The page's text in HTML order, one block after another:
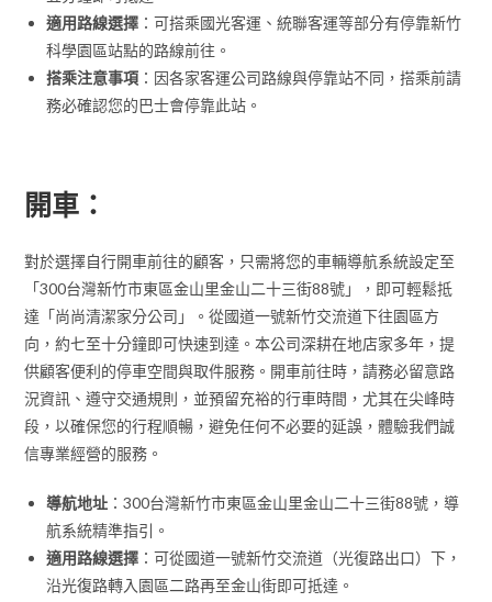
適用路線選擇 ：可搭乘國光客運、統聯客運等部分有停靠新竹
科學園區站點的路線前往。
搭乘注意事項 ：因各家客運公司路線與停靠站不同，搭乘前請
務必確認您的巴士會停靠此站。
開車：
對於選擇自行開車前往的顧客，只需將您的車輛導航系統設定至
「300台灣新竹市東區金山里金山二十三街88號」，即可輕鬆抵
達「尚尚清潔家分公司」。從國道一號新竹交流道下往園區方
向，約七至十分鐘即可快速到達。本公司深耕在地店家多年，提
供顧客便利的停車空間與取件服務。開車前往時，請務必留意路
況資訊、遵守交通規則，並預留充裕的行車時間，尤其在尖峰時
段，以確保您的行程順暢，避免任何不必要的延誤，體驗我們誠
信專業經營的服務。
導航地址 ：300台灣新竹市東區金山里金山二十三街88號，導
航系統精準指引。
適用路線選擇 ：可從國道一號新竹交流道（光復路出口）下，
沿光復路轉入園區二路再至金山街即可抵達。